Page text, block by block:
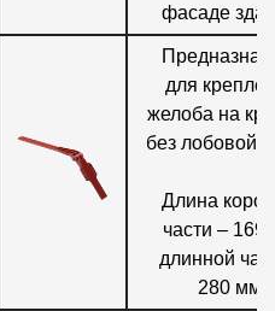
фасаде
для
желоба на
без лобовой
Длина
части – 169
длинной
280 мм.